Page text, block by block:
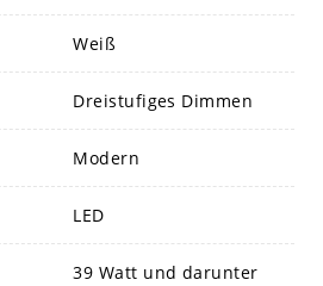
Weiß
Dreistufiges Dimmen
Modern
LED
39 Watt und darunter